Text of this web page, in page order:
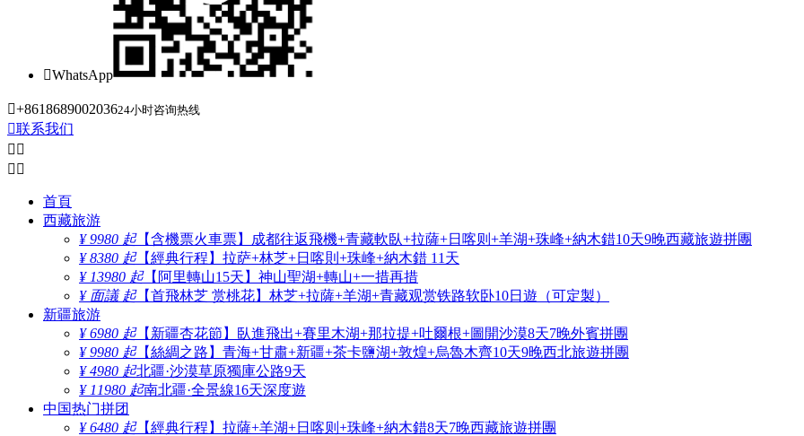
WhatsApp
+861868900203624小时咨询热线
联系我们
 
 
首頁
西藏旅游
¥ 9980 起【含機票火車票】成都往返飛機+青藏軟臥+拉薩+日喀则+羊湖+珠峰+納木錯10天9晚西藏旅遊拼團
¥ 8380 起【經典行程】拉萨+林芝+日喀則+珠峰+納木錯 11天
¥ 13980 起【阿里轉山15天】神山聖湖+轉山+一措再措
¥ 面議 起【首飛林芝 赏桃花】林芝+拉薩+羊湖+青藏观赏铁路软卧10日遊（可定製）
新疆旅游
¥ 6980 起【新疆杏花節】臥進飛出+賽里木湖+那拉提+吐爾根+圖開沙漠8天7晚外賓拼團
¥ 9980 起【絲綢之路】青海+甘肅+新疆+茶卡鹽湖+敦煌+烏魯木齊10天9晚西北旅遊拼團
¥ 4980 起北疆·沙漠草原獨庫公路9天
¥ 11980 起南北疆·全景線16天深度遊
中国热门拼团
¥ 6480 起【經典行程】拉薩+羊湖+日喀则+珠峰+納木錯8天7晚西藏旅遊拼團